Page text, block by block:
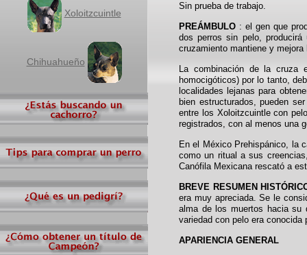
Xoloitzcuintle
Chihuahueño
Sin prueba de trabajo.
PREÁMBULO : el gen que
dos perros sin pelo,
cruzamiento mantiene y
La combinación de la cruza
homocigóticos) por lo tanto,
localidades lejanas para
bien estructurados, pueden
entre los Xoloitzcuintle con
registrados, con al menos una
En el México Prehispánico, la
como un ritual a sus
Canófila Mexicana rescató a
BREVE RESUMEN
era muy apreciada. Se le
alma de los muertos hacia su
variedad con pelo era
APARIENCIA GENERAL